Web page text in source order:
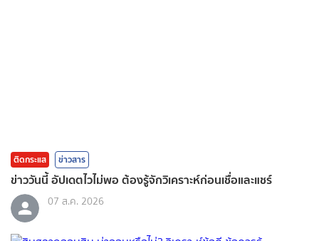
ติดกระแส ข่าวสาร
ข่าววันนี้ อัปเดตไวไม่พอ ต้องรู้จักวิเคราะห์ก่อนเชื่อและแชร์
07 ส.ค. 2026